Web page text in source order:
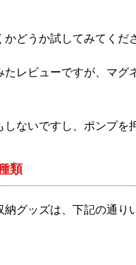
どうか試してみてくだ
レビューですが、マグ
ないですし、ポンプを
類
グッズは、下記の通り